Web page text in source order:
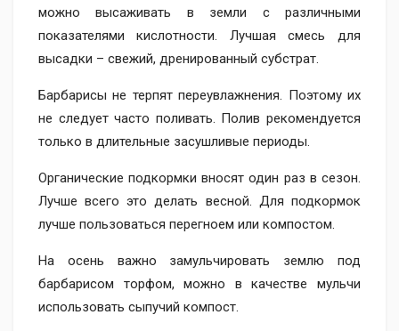
можно высаживать в земли с различными
показателями кислотности. Лучшая смесь для
высадки – свежий, дренированный субстрат.
Барбарисы не терпят переувлажнения. Поэтому их
не следует часто поливать. Полив рекомендуется
только в длительные засушливые периоды.
Органические подкормки вносят один раз в сезон.
Лучше всего это делать весной. Для подкормок
лучше пользоваться перегноем или компостом.
На осень важно замульчировать землю под
барбарисом торфом, можно в качестве мульчи
использовать сыпучий компост.